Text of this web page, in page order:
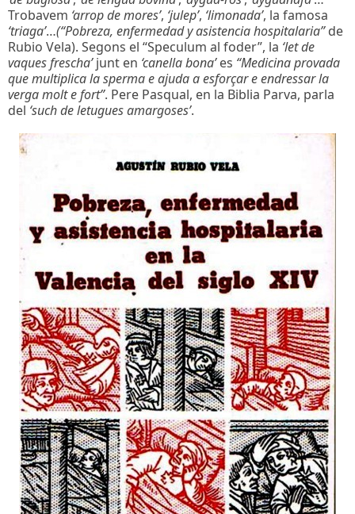
Trobavem ‘arrop de mores’, ‘julep’, ‘limonada’, la famosa
‘triaga’…(“Pobreza, enfermedad y asistencia hospitalaria”de
Rubio Vela). Segons el “Speculum al foder”, la ‘let de
vaques frescha’junt en ‘canella bona’es “Medicina provada
que multiplica la sperma e ajuda a esforçar e endressar la
verga molt e fort”. Pere Pasqual, en la Biblia Parva, parla
del ‘such de letugues amargoses’.